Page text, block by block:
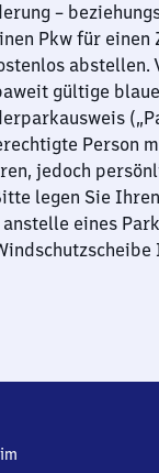
–
Pkw für einen
abstellen.
gültige
Person
jedoch
legen Sie Ihren
eines